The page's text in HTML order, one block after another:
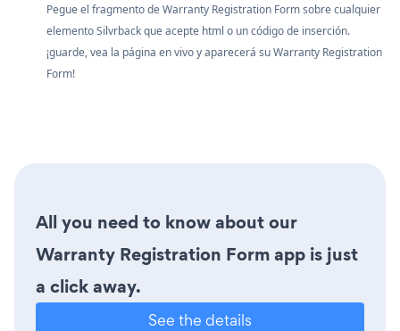
Pegue el fragmento de Warranty Registration Form sobre cualquier
elemento Silvrback que acepte html o un código de inserción.
¡guarde, vea la página en vivo y aparecerá su Warranty Registration
Form!
All you need to know about our
Warranty Registration Form app is just
a click away.
See the details